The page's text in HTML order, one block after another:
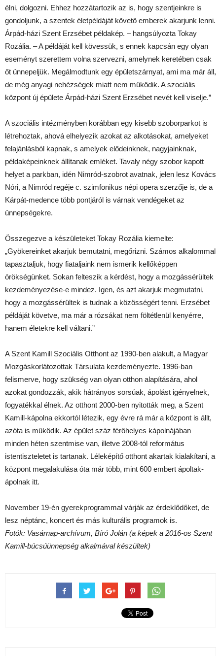
élni, dolgozni. Ehhez hozzátartozik az is, hogy szentjeinkre is
gondoljunk, a szentek életpéldáját követő emberek akarjunk lenni.
Árpád-házi Szent Erzsébet példakép. – hangsúlyozta Tokay
Rozália. – A példáját kell kövessük, s ennek kapcsán egy olyan
eseményt szerettem volna szervezni, amelynek keretében csak
őt ünnepeljük. Megálmodtunk egy épületszárnyat, ami ma már áll,
de még anyagi nehézségek miatt nem működik. A szociális
központ új épülete Árpád-házi Szent Erzsébet nevét kell viselje.”
A szociális intézményben korábban egy kisebb szoborparkot is
létrehoztak, ahová elhelyezik azokat az alkotásokat, amelyeket
felajánlásból kapnak, s amelyek elődeinknek, nagyjainknak,
példaképeinknek állítanak emléket. Tavaly négy szobor kapott
helyet a parkban, idén Nimród-szobrot avatnak, jelen lesz Kovács
Nóri, a Nimród regéje c. szimfonikus népi opera szerzője is, de a
Kárpát-medence több pontjáról is várnak vendégeket az
ünnepségekre.
Összegezve a készületeket Tokay Rozália kiemelte:
„Gyökereinket akarjuk bemutatni, megőrizni. Számos alkalommal
tapasztaljuk, hogy fiataljaink nem ismerik kellőképpen
örökségünket. Sokan felteszik a kérdést, hogy a mozgássérültek
kezdeményezése-e mindez. Igen, és azt akarjuk megmutatni,
hogy a mozgássérültek is tudnak a közösségért tenni. Erzsébet
példáját követve, ma már a rózsákat nem föltétlenül kenyérre,
hanem életekre kell váltani.”
A Szent Kamill Szociális Otthont az 1990-ben alakult, a Magyar
Mozgáskorlátozottak Társulata kezdeményezte. 1996-ban
felismerve, hogy szükség van olyan otthon alapítására, ahol
azokat gondozzák, akik hátrányos sorsúak, ápolást igényelnek,
fogyatékkal élnek. Az otthont 2000-ben nyitották meg, a Szent
Kamill-kápolna ekkortól létezik, egy évre rá már a központ is állt,
azóta is működik. Az épület száz férőhelyes kápolnájában
minden héten szentmise van, illetve 2008-tól református
istentiszteletet is tartanak. Léleképítő otthont akartak kialakítani, a
központ megalakulása óta már több, mint 600 embert ápoltak-
ápolnak itt.
November 19-én gyerekprogrammal várják az érdeklődőket, de
lesz néptánc, koncert és más kulturális programok is.
Fotók: Vasárnap-archívum, Bíró Jolán (a képek a 2016-os Szent
Kamill-búcsúünnepség alkalmával készültek)